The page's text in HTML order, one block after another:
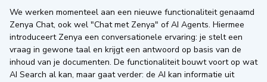
We werken momenteel aan een nieuwe functionaliteit genaamd
Zenya Chat, ook wel "Chat met Zenya" of AI Agents. Hiermee
introduceert Zenya een conversationele ervaring: je stelt een
vraag in gewone taal en krijgt een antwoord op basis van de
inhoud van je documenten. De functionaliteit bouwt voort op wat
AI Search al kan, maar gaat verder: de AI kan informatie uit